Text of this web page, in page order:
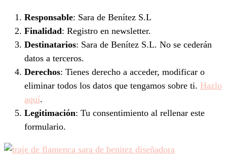
Responsable: Sara de Benítez S.L
Finalidad: Registro en newsletter.
Destinatarios: Sara de Benítez S.L. No se cederán
datos a terceros.
Derechos: Tienes derecho a acceder, modificar o
eliminar todos los datos que tengamos sobre ti. Hazlo
aquí.
Legitimación: Tu consentimiento al rellenar este
formulario.